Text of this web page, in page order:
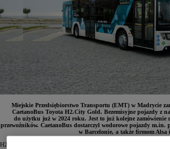
Miejskie Przedsiębiorstwo Transportu (EMT) w Madrycie
CaetanoBus Toyota H2.City Gold. Bezemisyjne pojazdy z
do użytku już w 2024 roku. Jest to już kolejne
przewoźników. CaetanoBus dostarczył wodorowe pojazdy
w Barcelonie, a także firmom Alsa
H2.City Gold – bezemisyjne autobusy z napędem na ogniwa